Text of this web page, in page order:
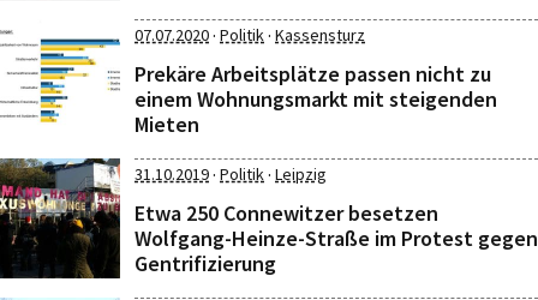
07.07.2020· Politik· Kassensturz
Prekäre Arbeitsplätze passen nicht zu
einem Wohnungsmarkt mit steigenden
Mieten
31.10.2019· Politik· Leipzig
Etwa 250 Connewitzer besetzen
Wolfgang-Heinze-Straße im Protest gegen
Gentrifizierung